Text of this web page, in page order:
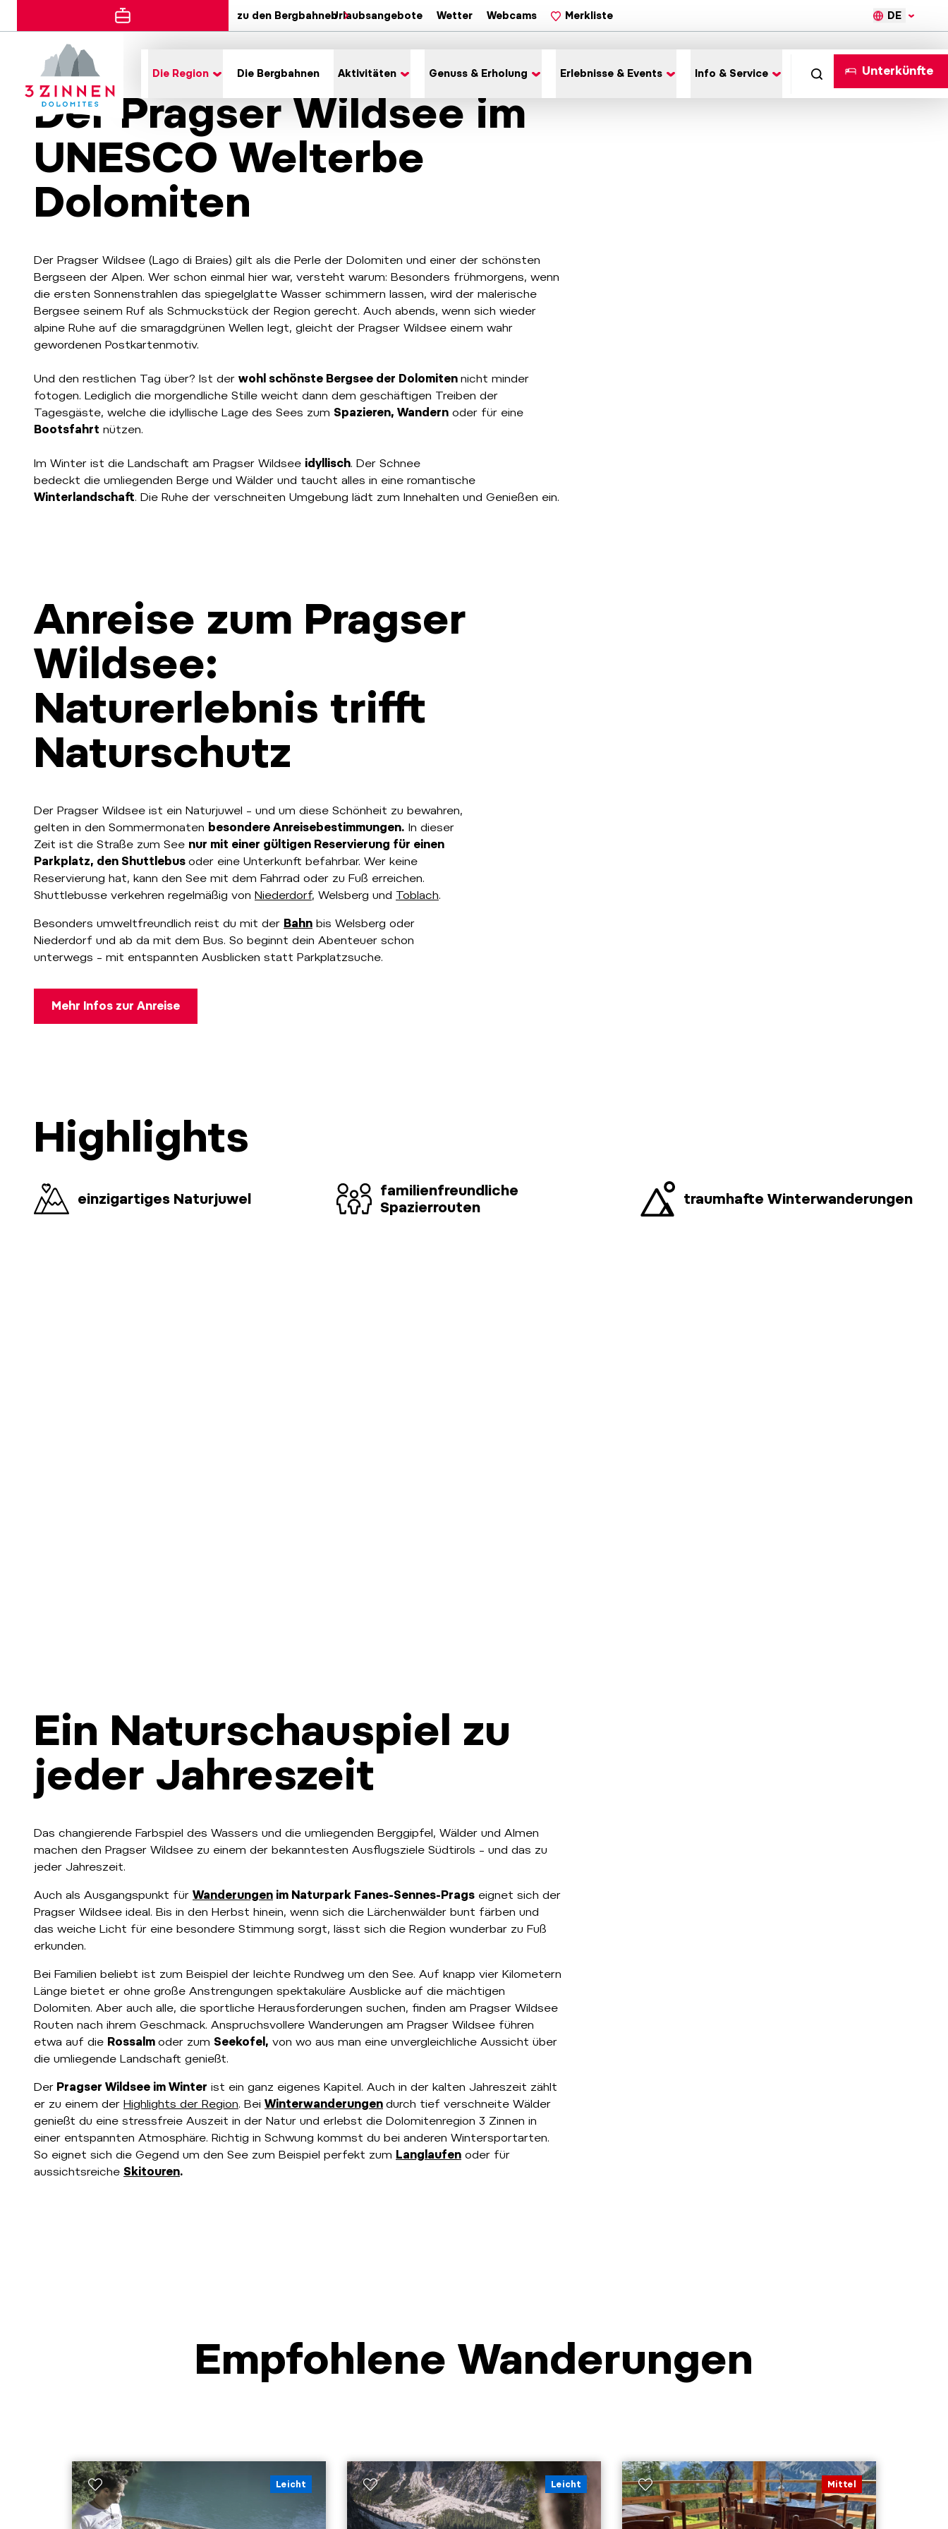
zu den BergbahnenUrlaubsangebote Wetter Webcams Merkliste DE
Die Region Die Bergbahnen Aktivitäten Genuss & Erholung Erlebnisse & Events Info & Service Unterkünfte
Der Pragser Wildsee im
UNESCO Welterbe
Dolomiten
Der Pragser Wildsee (Lago di Braies) gilt als die Perle der Dolomiten und einer der schönsten
Bergseen der Alpen. Wer schon einmal hier war, versteht warum: Besonders frühmorgens, wenn
die ersten Sonnenstrahlen das spiegelglatte Wasser schimmern lassen, wird der malerische
Bergsee seinem Ruf als Schmuckstück der Region gerecht. Auch abends, wenn sich wieder
alpine Ruhe auf die smaragdgrünen Wellen legt, gleicht der Pragser Wildsee einem wahr
gewordenen Postkartenmotiv.
Und den restlichen Tag über? Ist der wohl schönste Bergsee der Dolomiten nicht minder
fotogen. Lediglich die morgendliche Stille weicht dann dem geschäftigen Treiben der
Tagesgäste, welche die idyllische Lage des Sees zum Spazieren, Wandern oder für eine
Bootsfahrt nützen.
Im Winter ist die Landschaft am Pragser Wildsee idyllisch. Der Schnee
bedeckt die umliegenden Berge und Wälder und taucht alles in eine romantische
Winterlandschaft. Die Ruhe der verschneiten Umgebung lädt zum Innehalten und Genießen ein.
Anreise zum Pragser
Wildsee:
Naturerlebnis trifft
Naturschutz
Der Pragser Wildsee ist ein Naturjuwel – und um diese Schönheit zu bewahren,
gelten in den Sommermonaten besondere Anreisebestimmungen. In dieser
Zeit ist die Straße zum See nur mit einer gültigen Reservierung für einen
Parkplatz, den Shuttlebus oder eine Unterkunft befahrbar. Wer keine
Reservierung hat, kann den See mit dem Fahrrad oder zu Fuß erreichen.
Shuttlebusse verkehren regelmäßig von Niederdorf, Welsberg und Toblach.
Besonders umweltfreundlich reist du mit der Bahn bis Welsberg oder
Niederdorf und ab da mit dem Bus. So beginnt dein Abenteuer schon
unterwegs – mit entspannten Ausblicken statt Parkplatzsuche.
Mehr Infos zur Anreise
Highlights
einzigartiges Naturjuwel
familienfreundliche
Spazierrouten
traumhafte Winterwanderungen
Ein Naturschauspiel zu
jeder Jahreszeit
Das changierende Farbspiel des Wassers und die umliegenden Berggipfel, Wälder und Almen
machen den Pragser Wildsee zu einem der bekanntesten Ausflugsziele Südtirols – und das zu
jeder Jahreszeit.
Auch als Ausgangspunkt für Wanderungen im Naturpark Fanes-Sennes-Prags eignet sich der
Pragser Wildsee ideal. Bis in den Herbst hinein, wenn sich die Lärchenwälder bunt färben und
das weiche Licht für eine besondere Stimmung sorgt, lässt sich die Region wunderbar zu Fuß
erkunden.
Bei Familien beliebt ist zum Beispiel der leichte Rundweg um den See. Auf knapp vier Kilometern
Länge bietet er ohne große Anstrengungen spektakuläre Ausblicke auf die mächtigen
Dolomiten. Aber auch alle, die sportliche Herausforderungen suchen, finden am Pragser Wildsee
Routen nach ihrem Geschmack. Anspruchsvollere Wanderungen am Pragser Wildsee führen
etwa auf die Rossalm oder zum Seekofel, von wo aus man eine unvergleichliche Aussicht über
die umliegende Landschaft genießt.
Der Pragser Wildsee im Winter ist ein ganz eigenes Kapitel. Auch in der kalten Jahreszeit zählt
er zu einem der Highlights der Region. Bei Winterwanderungen durch tief verschneite Wälder
genießt du eine stressfreie Auszeit in der Natur und erlebst die Dolomitenregion 3 Zinnen in
einer entspannten Atmosphäre. Richtig in Schwung kommst du bei anderen Wintersportarten.
So eignet sich die Gegend um den See zum Beispiel perfekt zum Langlaufen oder für
aussichtsreiche Skitouren.
Empfohlene Wanderungen
Leicht Leicht Mittel